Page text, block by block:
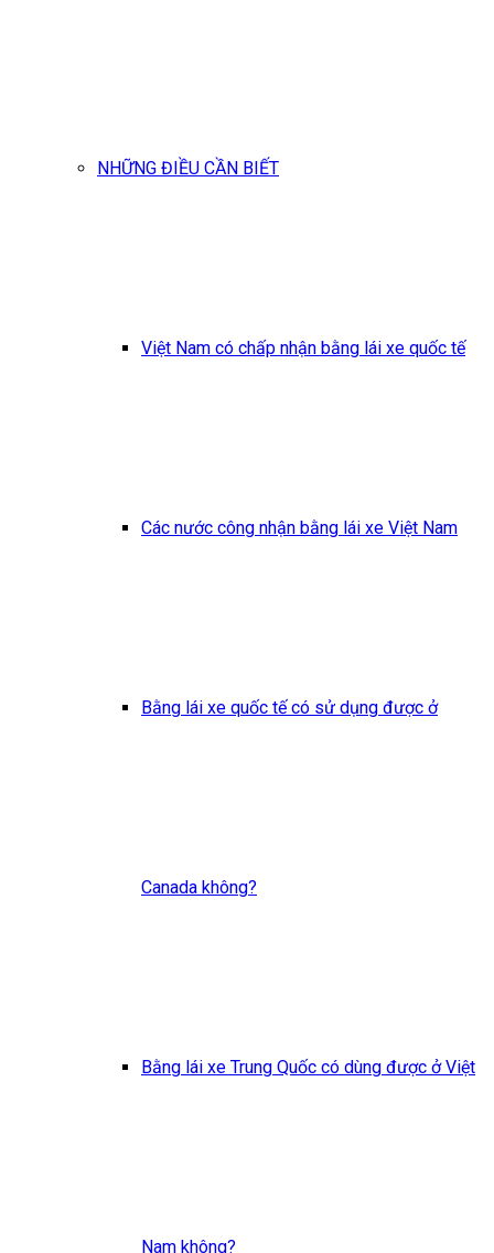
NHỮNG ĐIỀU CẦN BIẾT
Việt Nam có chấp nhận bằng lái xe quốc tế
Các nước công nhận bằng lái xe Việt Nam
Bằng lái xe quốc tế có sử dụng được ở
Canada không?
Bằng lái xe Trung Quốc có dùng được ở Việt
Nam không?